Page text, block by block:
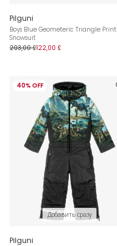
Pilguni
Boys Blue Geometeric Triangle Print
Snowsuit
203,00 £122,00 £
40% OFF
Добавить сразу
Pilguni